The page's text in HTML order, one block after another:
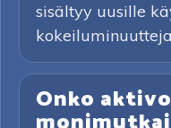
sisältyy uusille
Onko